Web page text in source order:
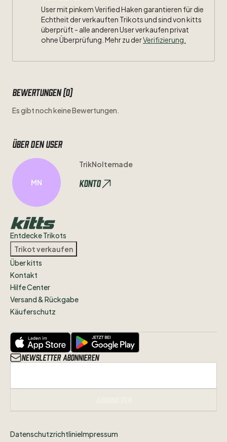
User mit pinkem Verified Haken garantieren für die
Echtheit der verkauften Trikots und sind von kitts
überprüft - alle anderen User verkaufen privat
ohne Überprüfung. Mehr zu derVerifizierung.
Bewertungen (0)
Es gibt noch keine Bewertungen.
Über den user
MN
TrikNoltemade
Konto
Entdecke Trikots
Trikot verkaufen
Über kitts
Kontakt
Hilfe Center
Versand & Rückgabe
Käuferschutz
Newsletter abonnieren
DatenschutzrichtlinieImpressum